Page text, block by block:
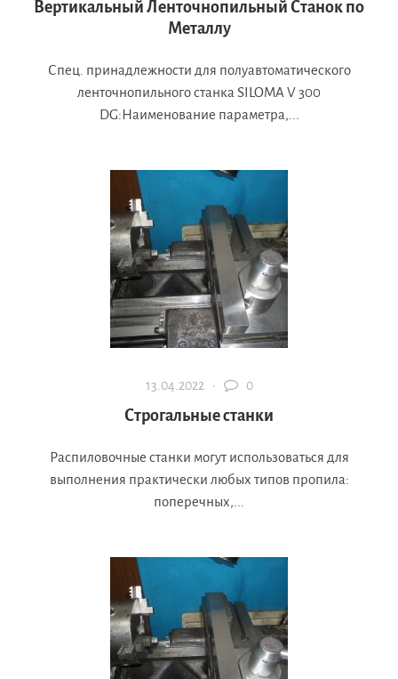
Вертикальный Ленточнопильный Станок по
Металлу
Спец. принадлежности для полуавтоматического
ленточнопильного станка SILOMA V 300
DG:Наименование параметра,...
13.04.2022 · 0
Строгальные станки
Распиловочные станки могут использоваться для
выполнения практически любых типов пропила:
поперечных,...